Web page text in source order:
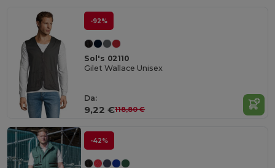
-92%
Sol's 02110
Gilet Wallace Unisex
Da:
9,22 €118,80 €
-42%